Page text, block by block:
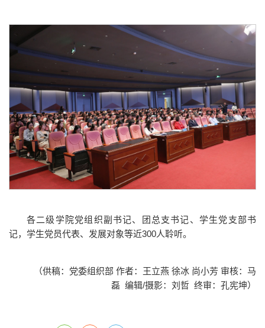
各二级学院党组织副书记、团总支书记、学生党支部书
记，学生党员代表、发展对象等近300人聆听。
（供稿：党委组织部 作者：王立燕 徐冰 尚小芳 审核：马
磊 编辑/摄影：刘哲 终审：孔宪坤）